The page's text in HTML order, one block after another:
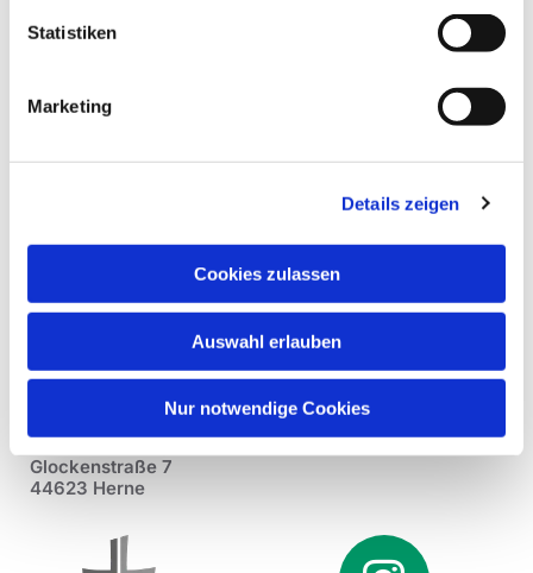
Statistiken
Marketing
Details zeigen
Cookies zulassen
Auswahl erlauben
Nur notwendige Cookies
Pfarrei St. Dionysius Herne
Glockenstraße 7
44623 Herne